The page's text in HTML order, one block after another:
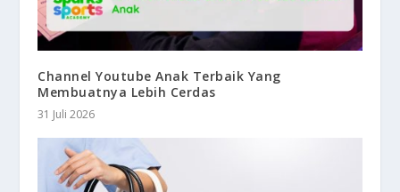
Channel Youtube Anak Terbaik Yang
Membuatnya Lebih Cerdas
31 Juli 2026